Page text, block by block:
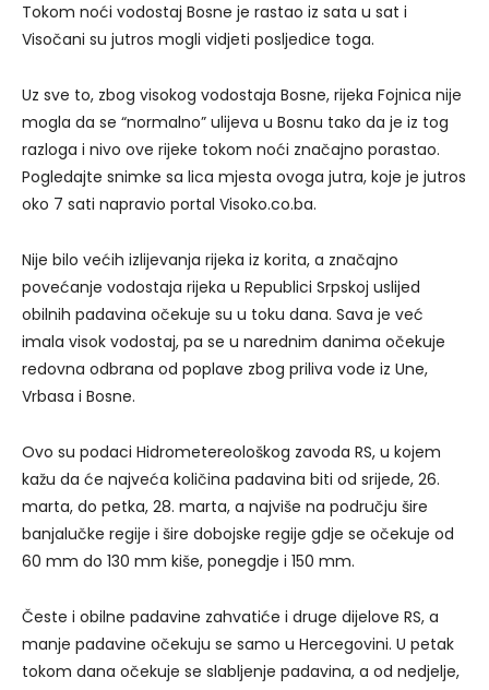
Tokom noći vodostaj Bosne je rastao iz sata u sat i
Visočani su jutros mogli vidjeti posljedice toga.
Uz sve to, zbog visokog vodostaja Bosne, rijeka Fojnica nije
mogla da se “normalno” ulijeva u Bosnu tako da je iz tog
razloga i nivo ove rijeke tokom noći značajno porastao.
Pogledajte snimke sa lica mjesta ovoga jutra, koje je jutros
oko 7 sati napravio portal Visoko.co.ba.
Nije bilo većih izlijevanja rijeka iz korita, a značajno
povećanje vodostaja rijeka u Republici Srpskoj uslijed
obilnih padavina očekuje su u toku dana. Sava je već
imala visok vodostaj, pa se u narednim danima očekuje
redovna odbrana od poplave zbog priliva vode iz Une,
Vrbasa i Bosne.
Ovo su podaci Hidrometereološkog zavoda RS, u kojem
kažu da će najveća količina padavina biti od srijede, 26.
marta, do petka, 28. marta, a najviše na području šire
banjalučke regije i šire dobojske regije gdje se očekuje od
60 mm do 130 mm kiše, ponegdje i 150 mm.
Česte i obilne padavine zahvatiće i druge dijelove RS, a
manje padavine očekuju se samo u Hercegovini. U petak
tokom dana očekuje se slabljenje padavina, a od nedjelje,